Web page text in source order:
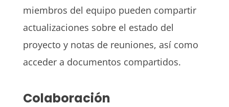
miembros del equipo pueden compartir
actualizaciones sobre el estado del
proyecto y notas de reuniones, así como
acceder a documentos compartidos.
Colaboración